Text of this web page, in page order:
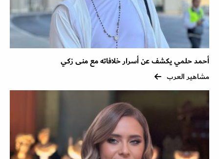
أحمد حلمي يكشف عن أسرار خلافاته مع منى زكي
مشاهير العرب